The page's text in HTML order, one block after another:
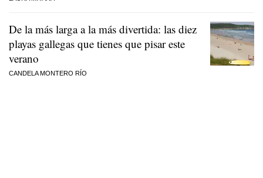
De la más larga a la más divertida: las diez
playas gallegas que tienes que pisar este
verano
CANDELA MONTERO RÍO